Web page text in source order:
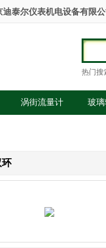
迪泰尔仪表机电设备有限
热门搜
涡街流量计 玻
环